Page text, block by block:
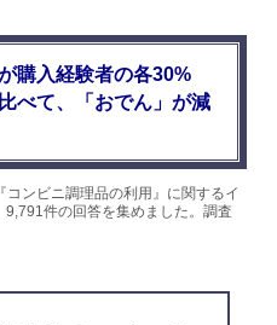
購入経験者の各30%
べて、「おでん」が減
ンビニ調理品の利用』に関するイ
件の回答を集めました。調査